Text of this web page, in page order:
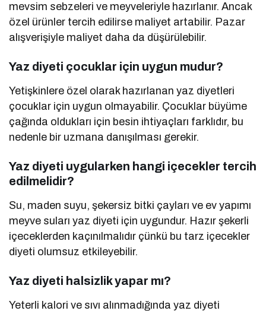
mevsim sebzeleri ve meyveleriyle hazırlanır. Ancak
özel ürünler tercih edilirse maliyet artabilir. Pazar
alışverişiyle maliyet daha da düşürülebilir.
Yaz diyeti çocuklar için uygun mudur?
Yetişkinlere özel olarak hazırlanan yaz diyetleri
çocuklar için uygun olmayabilir. Çocuklar büyüme
çağında oldukları için besin ihtiyaçları farklıdır, bu
nedenle bir uzmana danışılması gerekir.
Yaz diyeti uygularken hangi içecekler tercih
edilmelidir?
Su, maden suyu, şekersiz bitki çayları ve ev yapımı
meyve suları yaz diyeti için uygundur. Hazır şekerli
içeceklerden kaçınılmalıdır çünkü bu tarz içecekler
diyeti olumsuz etkileyebilir.
Yaz diyeti halsizlik yapar mı?
Yeterli kalori ve sıvı alınmadığında yaz diyeti